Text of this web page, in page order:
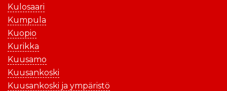
Kulosaari
Kumpula
Kuopio
Kurikka
Kuusamo
Kuusankoski
Kuusankoski ja ympäristö